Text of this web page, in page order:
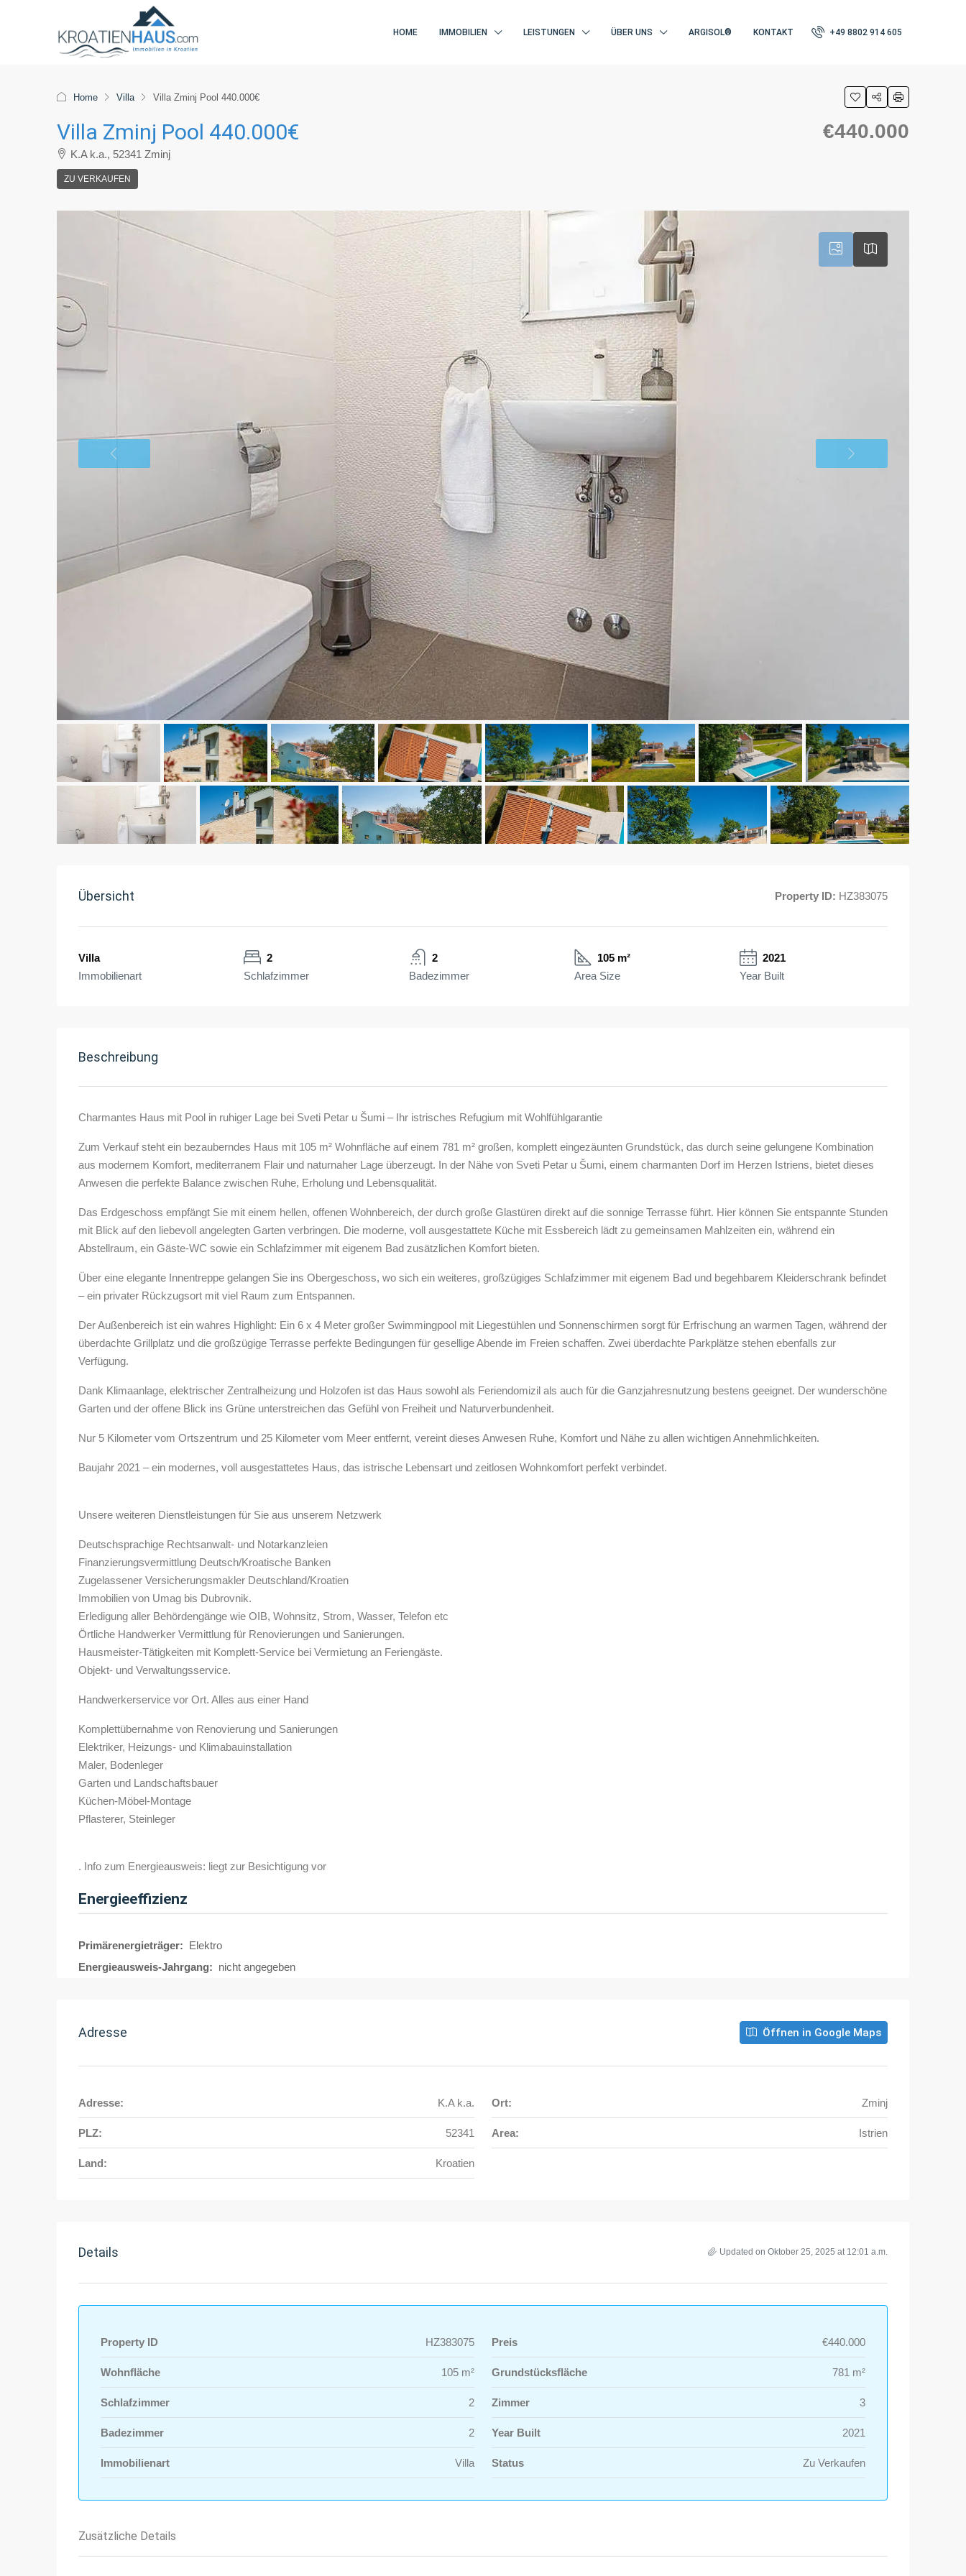
HOME IMMOBILIEN LEISTUNGEN ÜBER UNS ARGISOL® KONTAKT +49 8802 914 605
Home Villa Villa Zminj Pool 440.000€
Villa Zminj Pool 440.000€
K.A k.a., 52341 Zminj
ZU VERKAUFEN
€440.000
Übersicht Property ID: HZ383075
Villa
Immobilienart
2
Schlafzimmer
2
Badezimmer
105 m²
Area Size
2021
Year Built
Beschreibung
Charmantes Haus mit Pool in ruhiger Lage bei Sveti Petar u Šumi – Ihr istrisches Refugium mit Wohlfühlgarantie
Zum Verkauf steht ein bezauberndes Haus mit 105 m² Wohnfläche auf einem 781 m² großen, komplett eingezäunten Grundstück, das durch seine gelungene Kombination
aus modernem Komfort, mediterranem Flair und naturnaher Lage überzeugt. In der Nähe von Sveti Petar u Šumi, einem charmanten Dorf im Herzen Istriens, bietet dieses
Anwesen die perfekte Balance zwischen Ruhe, Erholung und Lebensqualität.
Das Erdgeschoss empfängt Sie mit einem hellen, offenen Wohnbereich, der durch große Glastüren direkt auf die sonnige Terrasse führt. Hier können Sie entspannte Stunden
mit Blick auf den liebevoll angelegten Garten verbringen. Die moderne, voll ausgestattete Küche mit Essbereich lädt zu gemeinsamen Mahlzeiten ein, während ein
Abstellraum, ein Gäste-WC sowie ein Schlafzimmer mit eigenem Bad zusätzlichen Komfort bieten.
Über eine elegante Innentreppe gelangen Sie ins Obergeschoss, wo sich ein weiteres, großzügiges Schlafzimmer mit eigenem Bad und begehbarem Kleiderschrank befindet
– ein privater Rückzugsort mit viel Raum zum Entspannen.
Der Außenbereich ist ein wahres Highlight: Ein 6 x 4 Meter großer Swimmingpool mit Liegestühlen und Sonnenschirmen sorgt für Erfrischung an warmen Tagen, während der
überdachte Grillplatz und die großzügige Terrasse perfekte Bedingungen für gesellige Abende im Freien schaffen. Zwei überdachte Parkplätze stehen ebenfalls zur
Verfügung.
Dank Klimaanlage, elektrischer Zentralheizung und Holzofen ist das Haus sowohl als Feriendomizil als auch für die Ganzjahresnutzung bestens geeignet. Der wunderschöne
Garten und der offene Blick ins Grüne unterstreichen das Gefühl von Freiheit und Naturverbundenheit.
Nur 5 Kilometer vom Ortszentrum und 25 Kilometer vom Meer entfernt, vereint dieses Anwesen Ruhe, Komfort und Nähe zu allen wichtigen Annehmlichkeiten.
Baujahr 2021 – ein modernes, voll ausgestattetes Haus, das istrische Lebensart und zeitlosen Wohnkomfort perfekt verbindet.
Unsere weiteren Dienstleistungen für Sie aus unserem Netzwerk
Deutschsprachige Rechtsanwalt- und Notarkanzleien
Finanzierungsvermittlung Deutsch/Kroatische Banken
Zugelassener Versicherungsmakler Deutschland/Kroatien
Immobilien von Umag bis Dubrovnik.
Erledigung aller Behördengänge wie OIB, Wohnsitz, Strom, Wasser, Telefon etc
Örtliche Handwerker Vermittlung für Renovierungen und Sanierungen.
Hausmeister-Tätigkeiten mit Komplett-Service bei Vermietung an Feriengäste.
Objekt- und Verwaltungsservice.
Handwerkerservice vor Ort. Alles aus einer Hand
Komplettübernahme von Renovierung und Sanierungen
Elektriker, Heizungs- und Klimabauinstallation
Maler, Bodenleger
Garten und Landschaftsbauer
Küchen-Möbel-Montage
Pflasterer, Steinleger
. Info zum Energieausweis: liegt zur Besichtigung vor
Energieeffizienz
Primärenergieträger: Elektro
Energieausweis-Jahrgang: nicht angegeben
Adresse Öffnen in Google Maps
Adresse: K.A k.a. Ort: Zminj
PLZ: 52341 Area: Istrien
Land: Kroatien
Details Updated on Oktober 25, 2025 at 12:01 a.m.
Property ID HZ383075 Preis €440.000
Wohnfläche 105 m² Grundstücksfläche 781 m²
Schlafzimmer 2 Zimmer 3
Badezimmer 2 Year Built 2021
Immobilienart Villa Status Zu Verkaufen
Zusätzliche Details